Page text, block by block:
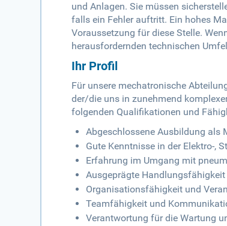
und Anlagen. Sie müssen
falls ein Fehler auftritt. Ein hohes
Voraussetzung für diese Stelle.
herausfordernden technischen
Ihr Profil
Für unsere mechatronische
der/die uns in zunehmend
folgenden Qualifikationen und
Abgeschlossene Ausbildung als
Gute Kenntnisse in der Elektro-,
Erfahrung im Umgang mit
Ausgeprägte
Organisationsfähigkeit und
Teamfähigkeit und
Verantwortung für die Wartung